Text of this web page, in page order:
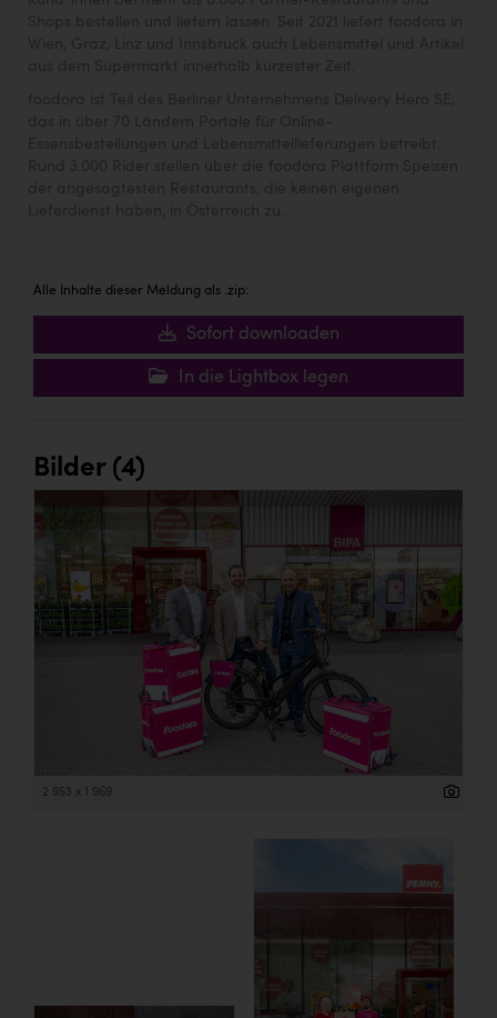
Alle Inhalte dieser Meldung als .zip:
Sofort downloaden
In die Lightbox legen
Bilder (4)
2 953 x 1 969